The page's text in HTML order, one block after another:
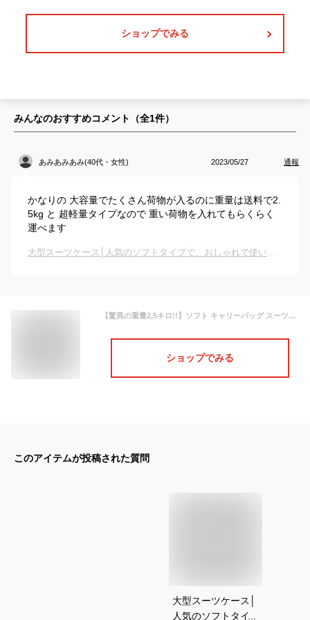
ショップでみる
みんなのおすすめコメント（全1件）
あみあみあみ(40代・女性) 2023/05/27 通報
かなりの 大容量でたくさん荷物が入るのに重量は送料で2.
5kg と 超軽量タイプなので 重い荷物を入れてもらくらく
運べます
大型スーツケース│人気のソフトタイプで、おしゃれで使いやすいおすすめは？
【驚異の重量2,5キロ!!】ソフト キャリーバッグ スーツケース 大型 Lサイズ 超軽量 ソフトキャリーケース 4輪
ショップでみる
このアイテムが投稿された質問
大型スーツケース│
人気のソフトタイプ